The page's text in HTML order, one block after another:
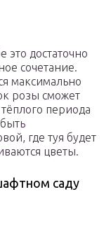
достаточно
сочетание.
максимально
розы сможет
периода
где туя будет
цветы.
саду